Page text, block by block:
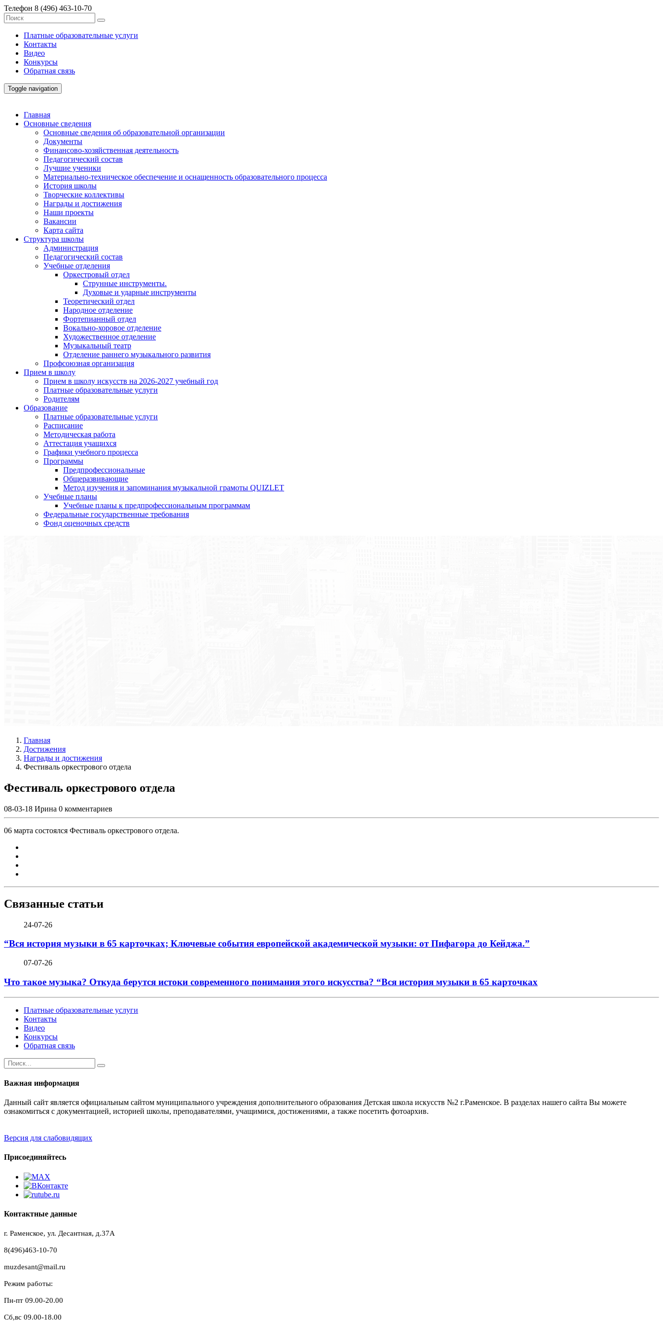
Телефон 8 (496) 463-10-70
Платные образовательные услуги
Контакты
Видео
Конкурсы
Обратная связь
Toggle navigation
Главная
Основные сведения
Основные сведения об образовательной организации
Документы
Финансово-хозяйственная деятельность
Педагогический состав
Лучшие ученики
Материально-техническое обеспечение и оснащенность образовательного процесса
История школы
Творческие коллективы
Награды и достижения
Наши проекты
Вакансии
Карта сайта
Структура школы
Администрация
Педагогический состав
Учебные отделения
Оркестровый отдел
Струнные инструменты.
Духовые и ударные инструменты
Теоретический отдел
Народное отделение
Фортепианный отдел
Вокально-хоровое отделение
Художественное отделение
Музыкальный театр
Отделение раннего музыкального развития
Профсоюзная организация
Прием в школу
Прием в школу искусств на 2026-2027 учебный год
Платные образовательные услуги
Родителям
Образование
Платные образовательные услуги
Расписание
Методическая работа
Аттестация учащихся
Графики учебного процесса
Программы
Предпрофессиональные
Общеразвивающие
Метод изучения и запоминания музыкальной грамоты QUIZLET
Учебные планы
Учебные планы к предпрофессиональным программам
Федеральные государственные требования
Фонд оценочных средств
Главная
Достижения
Награды и достижения
Фестиваль оркестрового отдела
Фестиваль оркестрового отдела
08-03-18 Ирина 0 комментариев
06 марта состоялся Фестиваль оркестрового отдела.
Связанные статьи
24-07-26
“Вся история музыки в 65 карточках; Ключевые события европейской академической музыки: от Пифагора до Кейджа.”
07-07-26
Что такое музыка? Откуда берутся истоки современного понимания этого искусства? “Вся история музыки в 65 карточках
Платные образовательные услуги
Контакты
Видео
Конкурсы
Обратная связь
Важная информация
Данный сайт является официальным сайтом муниципального учреждения дополнительного образования Детская школа искусств №2 г.Раменское. В разделах нашего сайта Вы можете
ознакомиться с документацией, историей школы, преподавателями, учащимися, достижениями, а также посетить фотоархив.
Версия для слабовидящих
Присоединяйтесь
Контактные данные
г. Раменское, ул. Десантная, д.37A
8(496)463-10-70
muzdesant@mail.ru
Режим работы:
Пн-пт 09.00-20.00
Сб,вс 09.00-18.00